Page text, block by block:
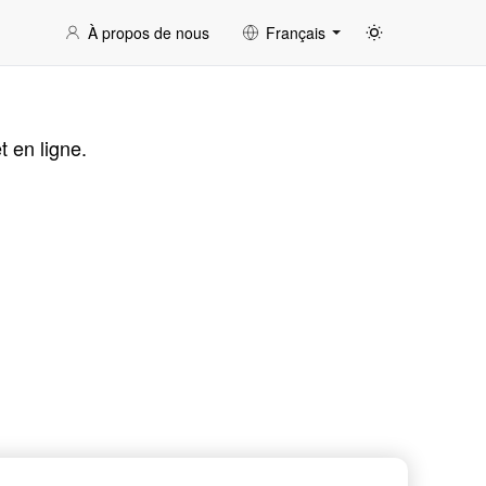
À propos de nous Français
en ligne.